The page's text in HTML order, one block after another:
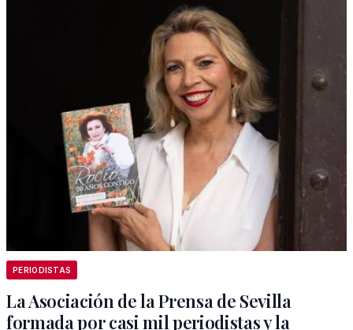
PERIODISTAS
La Asociación de la Prensa de Sevilla
formada por casi mil periodistas y la